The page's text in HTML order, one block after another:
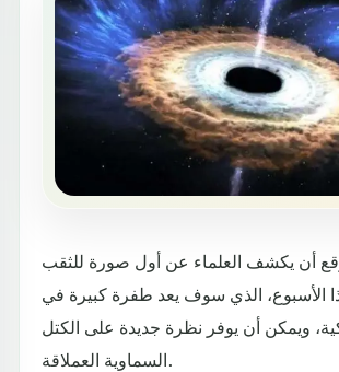
أن يكشف العلماء عن أول صورة للثقب
الأسبوع، الذي سوف يعد طفرة كبيرة في
ويمكن أن يوفر نظرة جديدة على الكتل
السماوية العملاقة.